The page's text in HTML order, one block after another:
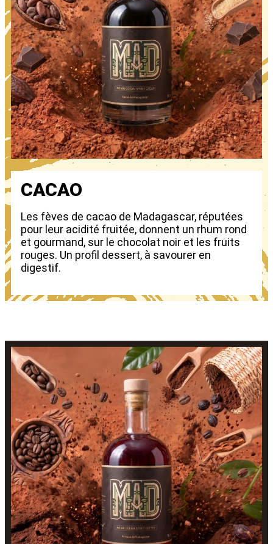
CACAO
Les fèves de cacao de Madagascar, réputées
pour leur acidité fruitée, donnent un rhum rond
et gourmand, sur le chocolat noir et les fruits
rouges. Un profil dessert, à savourer en
digestif.